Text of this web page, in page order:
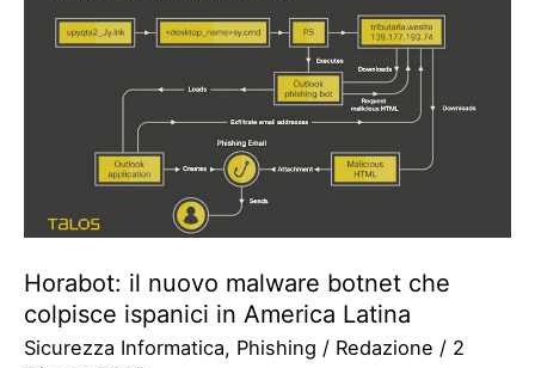
Horabot: il nuovo malware botnet che
colpisce ispanici in America Latina
Sicurezza Informatica, Phishing / Redazione / 2